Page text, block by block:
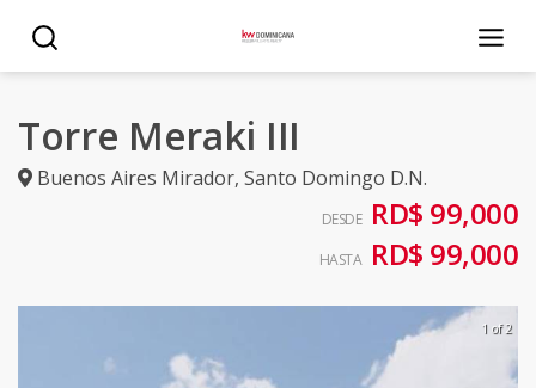
Torre Meraki III
Buenos Aires Mirador, Santo Domingo D.N.
DESDE RD$ 99,000
HASTA RD$ 99,000
1 of 2